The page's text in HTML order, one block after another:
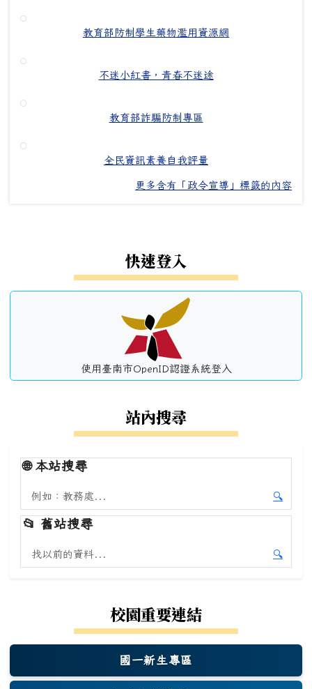
教育部防制學生藥物濫用資源網
不迷小紅書，青春不迷途
教育部詐騙防制專區
全民資訊素養自我評量
更多含有「政令宣導」標籤的內容
快速登入
使用臺南市OpenID認證系統登入
站內搜尋
🌐本站搜尋
搜尋本站內容
🔍
開始本
📂 舊站搜尋
搜尋舊站內容
🔍
開始舊
校園重要連結
國一新生專區
(另開新視窗)